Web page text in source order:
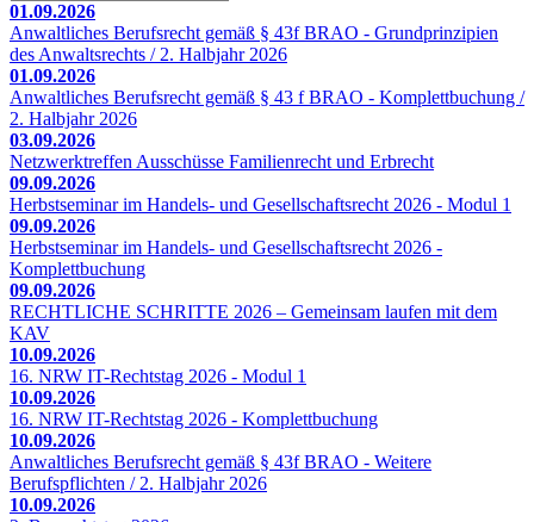
01.09.2026
Anwaltliches Berufsrecht gemäß § 43f BRAO - Grundprinzipien
des Anwaltsrechts / 2. Halbjahr 2026
01.09.2026
Anwaltliches Berufsrecht gemäß § 43 f BRAO - Komplettbuchung /
2. Halbjahr 2026
03.09.2026
Netzwerktreffen Ausschüsse Familienrecht und Erbrecht
09.09.2026
Herbstseminar im Handels- und Gesellschaftsrecht 2026 - Modul 1
09.09.2026
Herbstseminar im Handels- und Gesellschaftsrecht 2026 -
Komplettbuchung
09.09.2026
RECHTLICHE SCHRITTE 2026 – Gemeinsam laufen mit dem
KAV
10.09.2026
16. NRW IT-Rechtstag 2026 - Modul 1
10.09.2026
16. NRW IT-Rechtstag 2026 - Komplettbuchung
10.09.2026
Anwaltliches Berufsrecht gemäß § 43f BRAO - Weitere
Berufspflichten / 2. Halbjahr 2026
10.09.2026